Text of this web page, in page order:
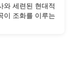
와 세련된 현대적
이 조화를 이루는